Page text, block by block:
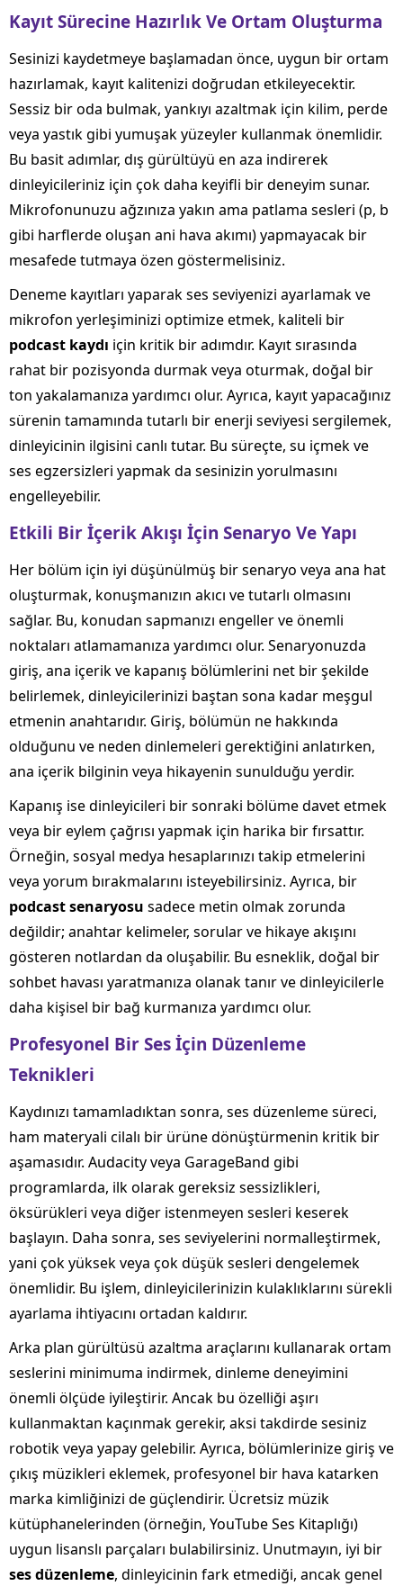
Kayıt Sürecine Hazırlık Ve Ortam Oluşturma
Sesinizi kaydetmeye başlamadan önce, uygun bir ortam
hazırlamak, kayıt kalitenizi doğrudan etkileyecektir.
Sessiz bir oda bulmak, yankıyı azaltmak için kilim, perde
veya yastık gibi yumuşak yüzeyler kullanmak önemlidir.
Bu basit adımlar, dış gürültüyü en aza indirerek
dinleyicileriniz için çok daha keyifli bir deneyim sunar.
Mikrofonunuzu ağzınıza yakın ama patlama sesleri (p, b
gibi harflerde oluşan ani hava akımı) yapmayacak bir
mesafede tutmaya özen göstermelisiniz.
Deneme kayıtları yaparak ses seviyenizi ayarlamak ve
mikrofon yerleşiminizi optimize etmek, kaliteli bir
podcast kaydı için kritik bir adımdır. Kayıt sırasında
rahat bir pozisyonda durmak veya oturmak, doğal bir
ton yakalamanıza yardımcı olur. Ayrıca, kayıt yapacağınız
sürenin tamamında tutarlı bir enerji seviyesi sergilemek,
dinleyicinin ilgisini canlı tutar. Bu süreçte, su içmek ve
ses egzersizleri yapmak da sesinizin yorulmasını
engelleyebilir.
Etkili Bir İçerik Akışı İçin Senaryo Ve Yapı
Her bölüm için iyi düşünülmüş bir senaryo veya ana hat
oluşturmak, konuşmanızın akıcı ve tutarlı olmasını
sağlar. Bu, konudan sapmanızı engeller ve önemli
noktaları atlamamanıza yardımcı olur. Senaryonuzda
giriş, ana içerik ve kapanış bölümlerini net bir şekilde
belirlemek, dinleyicilerinizi baştan sona kadar meşgul
etmenin anahtarıdır. Giriş, bölümün ne hakkında
olduğunu ve neden dinlemeleri gerektiğini anlatırken,
ana içerik bilginin veya hikayenin sunulduğu yerdir.
Kapanış ise dinleyicileri bir sonraki bölüme davet etmek
veya bir eylem çağrısı yapmak için harika bir fırsattır.
Örneğin, sosyal medya hesaplarınızı takip etmelerini
veya yorum bırakmalarını isteyebilirsiniz. Ayrıca, bir
podcast senaryosu sadece metin olmak zorunda
değildir; anahtar kelimeler, sorular ve hikaye akışını
gösteren notlardan da oluşabilir. Bu esneklik, doğal bir
sohbet havası yaratmanıza olanak tanır ve dinleyicilerle
daha kişisel bir bağ kurmanıza yardımcı olur.
Profesyonel Bir Ses İçin Düzenleme
Teknikleri
Kaydınızı tamamladıktan sonra, ses düzenleme süreci,
ham materyali cilalı bir ürüne dönüştürmenin kritik bir
aşamasıdır. Audacity veya GarageBand gibi
programlarda, ilk olarak gereksiz sessizlikleri,
öksürükleri veya diğer istenmeyen sesleri keserek
başlayın. Daha sonra, ses seviyelerini normalleştirmek,
yani çok yüksek veya çok düşük sesleri dengelemek
önemlidir. Bu işlem, dinleyicilerinizin kulaklıklarını sürekli
ayarlama ihtiyacını ortadan kaldırır.
Arka plan gürültüsü azaltma araçlarını kullanarak ortam
seslerini minimuma indirmek, dinleme deneyimini
önemli ölçüde iyileştirir. Ancak bu özelliği aşırı
kullanmaktan kaçınmak gerekir, aksi takdirde sesiniz
robotik veya yapay gelebilir. Ayrıca, bölümlerinize giriş ve
çıkış müzikleri eklemek, profesyonel bir hava katarken
marka kimliğinizi de güçlendirir. Ücretsiz müzik
kütüphanelerinden (örneğin, YouTube Ses Kitaplığı)
uygun lisanslı parçaları bulabilirsiniz. Unutmayın, iyi bir
ses düzenleme, dinleyicinin fark etmediği, ancak genel